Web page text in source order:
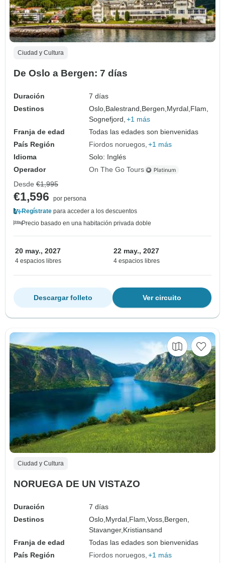
Ciudad y Cultura
De Oslo a Bergen: 7 días
Duración
7 días
Destinos
Oslo,Balestrand,Bergen,Myrdal,Flam,
Sognefjord, +1 más
Franja de edad
Todas las edades son bienvenidas
País Región
Fiordos noruegos +1 más
Idioma
Solo: Inglés
Operador
On The Go Tours
Desde €1,995
€1,596
por persona
Regístrate para acceder a los descuentos
Precio basado en una habitación privada doble
20 may., 2027
4 espacios libres
22 may., 2027
4 espacios libres
Ver circuito
Descargar folleto
Ciudad y Cultura
NORUEGA DE UN VISTAZO
Duración
7 días
Destinos
Oslo, Myrdal, Flam,Voss, Bergen,
Stavanger, Kristiansand
Franja de edad
Todas las edades son bienvenidas
País Región
Fiordos noruegos +1 más